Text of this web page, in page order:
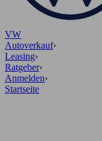
VW
Autoverkauf›
Leasing›
Ratgeber›
Anmelden›
Startseite